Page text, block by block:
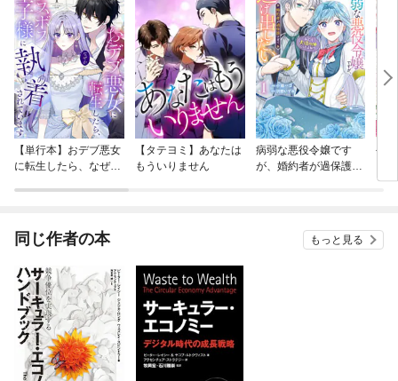
【単行本】おデブ悪女
に転生したら、なぜか
【タテヨミ】あなたは
もういりません
病弱な悪役令嬢です
が、婚約者が過保護す
公
同じ作者の本 もっと見る